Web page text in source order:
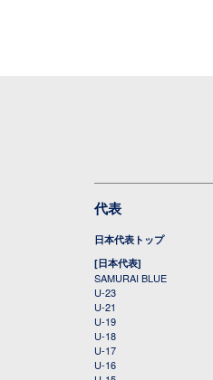
代表
日本代表トップ
[日本代表]
SAMURAI BLUE
U-23
U-21
U-19
U-18
U-17
U-16